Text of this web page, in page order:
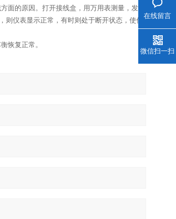
面的原因。打开接线盒，用万用表测量，发现
仪表显示正常，有时则处于断开状态，使仪
恢复正常。
在线留言
微信扫一扫